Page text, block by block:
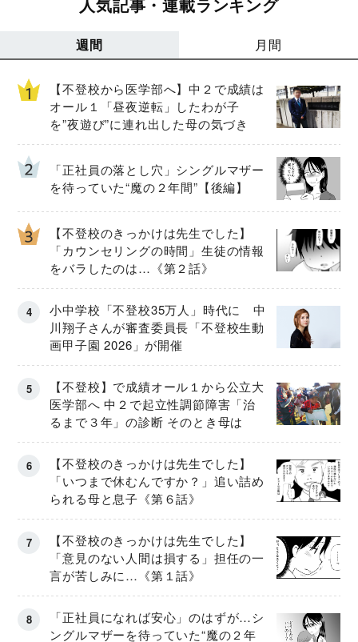
週間 月間
【不登校から医学部へ】中２で成績は
オール１「昼夜逆転」したわが子
を”夜遊び”に連れ出した母の気づき
「正社員の落とし穴」シングルマザー
を待っていた“魔の２年間”【後編】
【不登校のきっかけは先生でした】
「カウンセリングの時間」生徒の情報
をバラしたのは…《第２話》
小中学校「不登校35万人」時代に 中
川翔子さんが審査委員長「不登校生動
画甲子園 2026」が開催
【不登校】で成績オール１から公立大
医学部へ 中２で起立性調節障害「治
るまで３年」の診断 そのとき母は
【不登校のきっかけは先生でした】
「いつまで休むんですか？」追い詰め
られる母と息子《第６話》
【不登校のきっかけは先生でした】
「意見のない人間は損する」担任の一
言が苦しみに…《第１話》
「正社員になれば安心」のはずが…シ
ングルマザーを待っていた“魔の２年